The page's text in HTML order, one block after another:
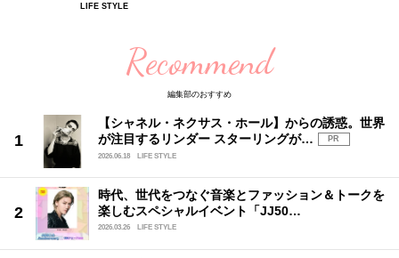
LIFE STYLE
Recommend
編集部のおすすめ
【シャネル・ネクサス・ホール】からの誘惑。世界
が注目するリンダー スターリングが…
PR
2026.06.18
LIFE STYLE
時代、世代をつなぐ音楽とファッション＆トークを
楽しむスペシャルイベント「JJ50…
2026.03.26 LIFE STYLE